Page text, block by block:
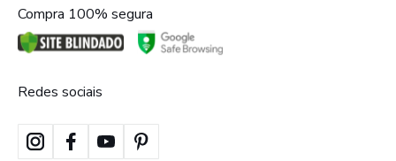
Compra 100% segura
Redes sociais